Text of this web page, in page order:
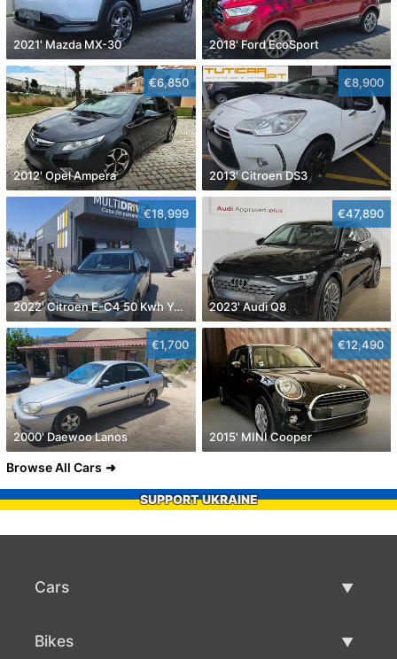
2021' Mazda MX-30 2018' Ford EcoSport
€6,850
2012' Opel Ampera
€8,900
2013' Citroen DS3
€18,999
2022' Citroen E-C4 50 Kwh You!
€47,890
2023' Audi Q8
€1,700
2000' Daewoo Lanos
€12,490
2015' MINI Cooper
Browse All Cars
SUPPORT UKRAINE
Cars
Bikes